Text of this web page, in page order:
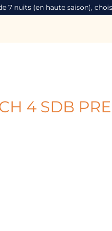
7 nuits (en haute saison),
4 SDB